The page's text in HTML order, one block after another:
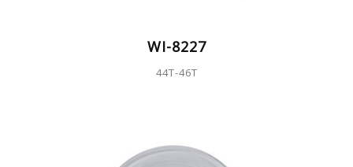
WI-8227
44T-46T